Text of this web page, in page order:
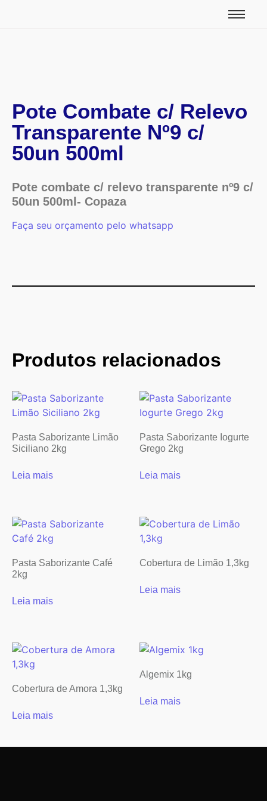
Pote Combate c/ Relevo
Transparente Nº9 c/
50un 500ml
Pote combate c/ relevo transparente nº9 c/
50un 500ml- Copaza
Faça seu orçamento pelo whatsapp
Produtos relacionados
Pasta Saborizante Limão
Siciliano 2kg
Leia mais
Pasta Saborizante Iogurte
Grego 2kg
Leia mais
Pasta Saborizante Café
2kg
Leia mais
Cobertura de Limão 1,3kg
Leia mais
Cobertura de Amora 1,3kg
Leia mais
Algemix 1kg
Leia mais